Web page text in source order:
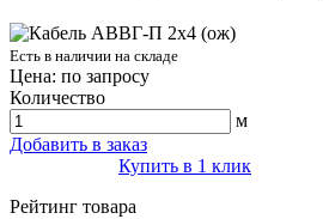
Есть в наличии на складе
Цена: по запросу
Количество
м
Добавить в заказ
Купить в 1 клик
Рейтинг товара